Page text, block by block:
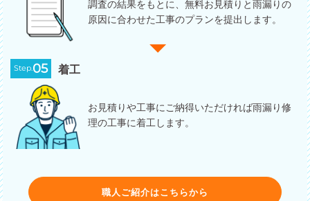
調査の結果をもとに、無料お見積りと雨漏りの
原因に合わせた工事のプランを提出します。
Step.05 着工
お見積りや工事にご納得いただければ雨漏り修
理の工事に着工します。
職人ご紹介はこちらから